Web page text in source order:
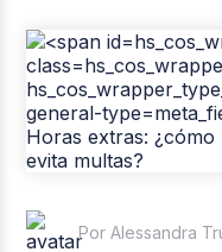
Pago de
Reclutamiento
Por Alessandra